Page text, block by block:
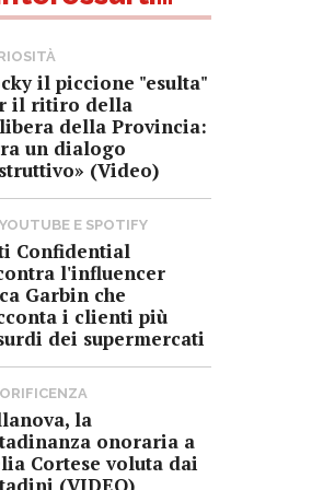
il piccione "esulta"
il ritiro della
della Provincia:
un dialogo
(Video)
E SPOTIFY
Confidential
l'influencer
Garbin che
i clienti più
dei supermercati
la
onoraria a
Cortese voluta dai
(VIDEO)